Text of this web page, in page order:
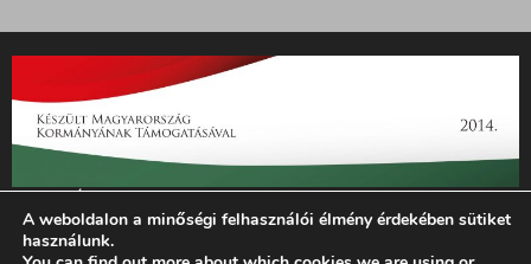
„Az Új Ember katolikus hetilap 2014. évi működésének
támogatását az EGYH-KCP-14-P-0121 sz. támogatási
szerződés keretében 3 000 000 Ft összegben támogatta az
A weboldalon a minőségi felhasználói élmény érdekében sütiket
használunk.